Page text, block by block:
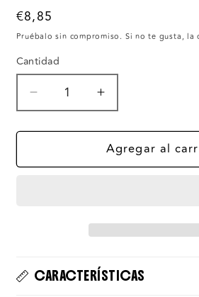
Precio
habitual
€8,85
Pruébalo sin compromiso. Si no te gusta, la
Cantidad
Reducir
cantidad
para
Rosalinda
Aumentar
cantidad
para
Lata
Rosalinda
Agregar al
CARACTERÍSTICAS